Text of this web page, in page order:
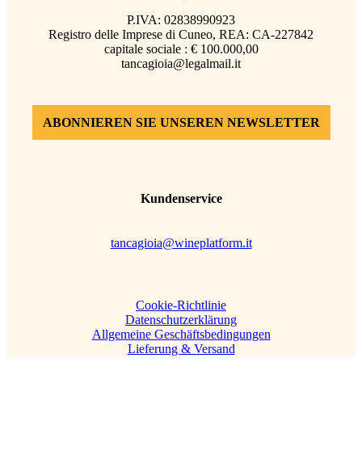
P.IVA: 02838990923
Registro delle Imprese di Cuneo, REA: CA-227842
capitale sociale : € 100.000,00
tancagioia@legalmail.it
ABONNIEREN SIE UNSEREN NEWSLETTER
Kundenservice
tancagioia@wineplatform.it
Cookie-Richtlinie
Datenschutzerklärung
Allgemeine Geschäftsbedingungen
Lieferung & Versand